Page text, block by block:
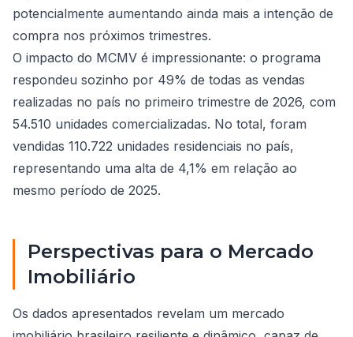
potencialmente aumentando ainda mais a intenção de
compra nos próximos trimestres.
O impacto do MCMV é impressionante: o programa
respondeu sozinho por 49% de todas as vendas
realizadas no país no primeiro trimestre de 2026, com
54.510 unidades comercializadas. No total, foram
vendidas 110.722 unidades residenciais no país,
representando uma alta de 4,1% em relação ao
mesmo período de 2025.
Perspectivas para o Mercado
Imobiliário
Os dados apresentados revelam um mercado